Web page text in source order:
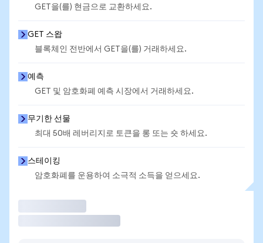
GET을(를) 현금으로 교환하세요.
GET 스왑
블록체인 전반에서 GET을(를) 거래하세요.
예측
GET 및 암호화폐 예측 시장에서 거래하세요.
무기한 선물
최대 50배 레버리지로 토큰을 롱 또는 숏 하세요.
스테이킹
암호화폐를 운용하여 소극적 소득을 얻으세요.